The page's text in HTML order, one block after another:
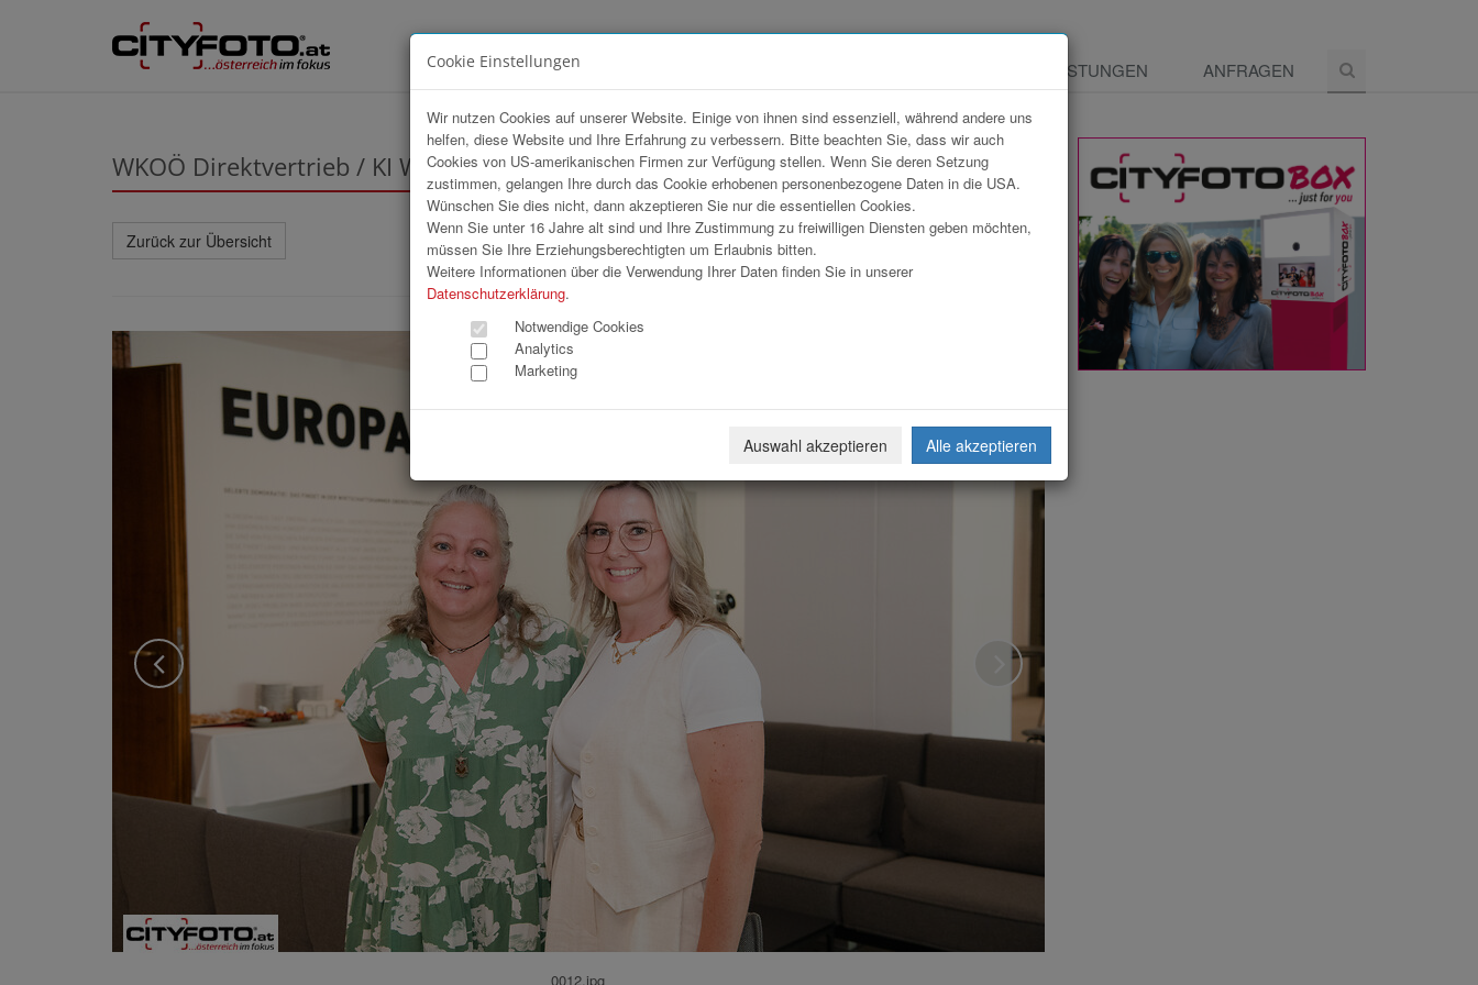
LEISTUNGEN ANFRAGEN
WKOÖ Direktvertrieb / KI Workshop
Zurück zur Übersicht Download Weiterleiten
0012.jpg
Cookie Einstellungen
Wir nutzen Cookies auf unserer Website. Einige von ihnen sind essenziell, während andere uns
helfen, diese Website und Ihre Erfahrung zu verbessern. Bitte beachten Sie, dass wir auch
Cookies von US-amerikanischen Firmen zur Verfügung stellen. Wenn Sie deren Setzung
zustimmen, gelangen Ihre durch das Cookie erhobenen personenbezogene Daten in die USA.
Wünschen Sie dies nicht, dann akzeptieren Sie nur die essentiellen Cookies.
Wenn Sie unter 16 Jahre alt sind und Ihre Zustimmung zu freiwilligen Diensten geben möchten,
müssen Sie Ihre Erziehungsberechtigten um Erlaubnis bitten.
Weitere Informationen über die Verwendung Ihrer Daten finden Sie in unserer
Datenschutzerklärung.
Notwendige Cookies
Analytics
Marketing
Auswahl akzeptieren Alle akzeptieren